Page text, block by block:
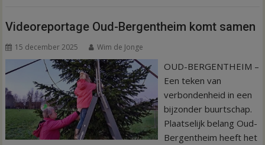
Videoreportage Oud-Bergentheim komt samen
15 december 2025 Wim de Jonge
OUD-BERGENTHEIM –
Een teken van
verbondenheid in een
bijzonder buurtschap.
Plaatselijk belang Oud-
Bergentheim heeft het